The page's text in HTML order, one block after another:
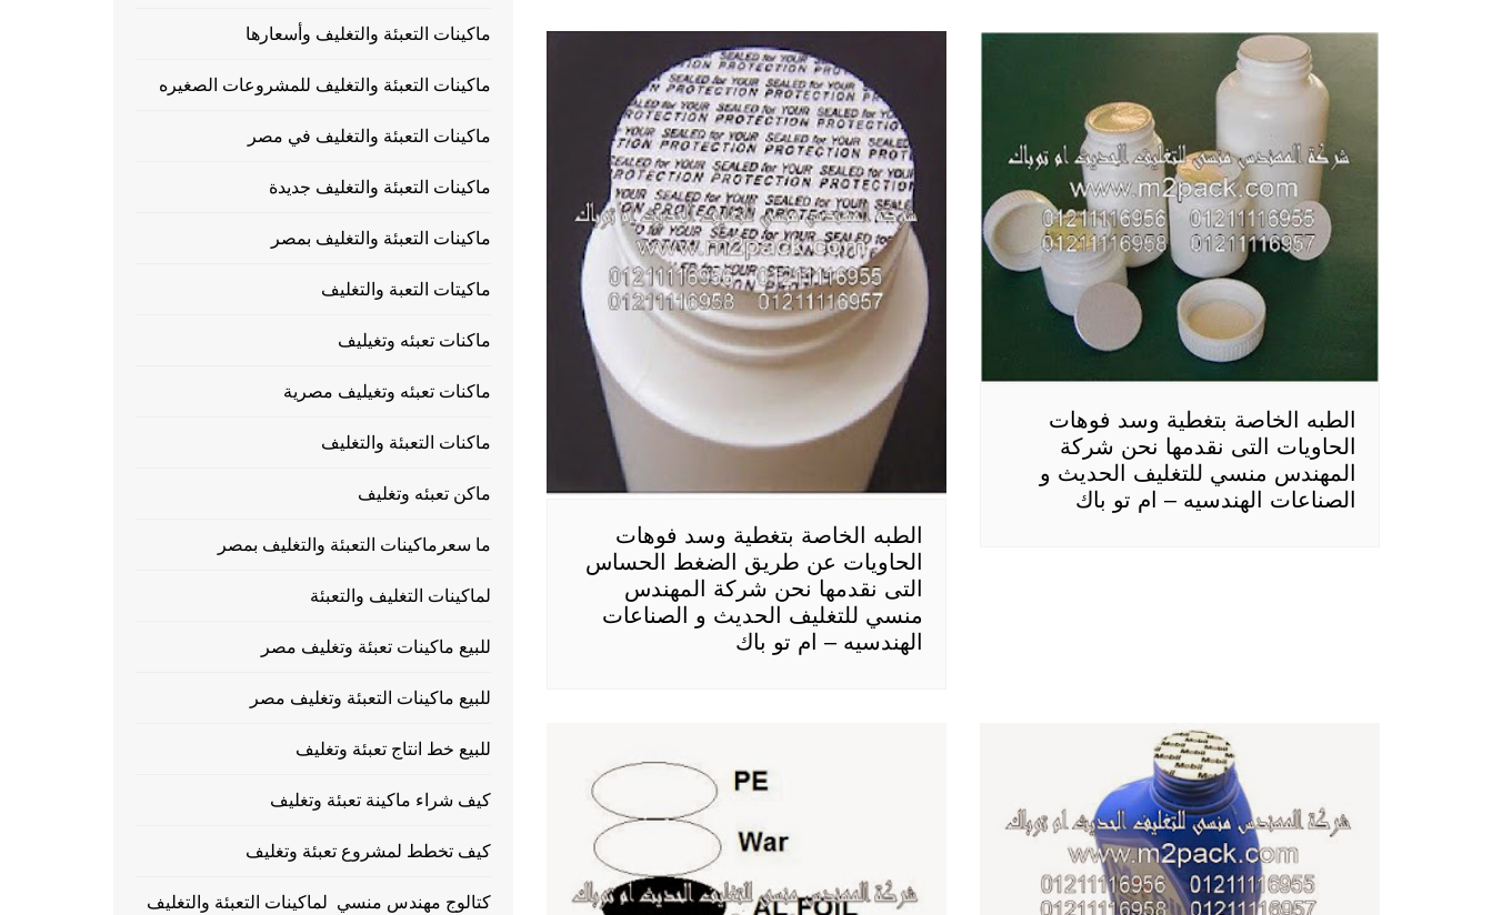
الطبه الخاصة بتغطية وسد فوهات
الحاويات التى نقدمها نحن شركة
المهندس منسي للتغليف الحديث و
الصناعات الهندسيه – ام تو باك
الطبه الخاصة بتغطية وسد فوهات
الحاويات عن طريق الضغط الحساس
التى نقدمها نحن شركة المهندس
منسي للتغليف الحديث و الصناعات
الهندسيه – ام تو باك
ماكينات التعبئة والتغليف وأسعارها
ماكينات التعبئة والتغليف للمشروعات الصغيره
ماكينات التعبئة والتغليف في مصر
ماكينات التعبئة والتغليف جديدة
ماكينات التعبئة والتغليف بمصر
ماكيتات التعبة والتغليف
ماكنات تعبئه وتغيليف
ماكنات تعبئه وتغيليف مصرية
ماكنات التعبئة والتغليف
ماكن تعبئه وتغليف
ما سعرماكينات التعبئة والتغليف بمصر
لماكينات التغليف والتعبئة
للبيع ماكينات تعبئة وتغليف مصر
للبيع ماكينات التعبئة وتغليف مصر
للبيع خط انتاج تعبئة وتغليف
كيف شراء ماكينة تعبئة وتغليف
كيف تخطط لمشروع تعبئة وتغليف
كتالوج مهندس منسي لماكينات التعبئة والتغليف